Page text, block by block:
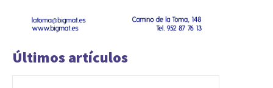
Últimos artículos